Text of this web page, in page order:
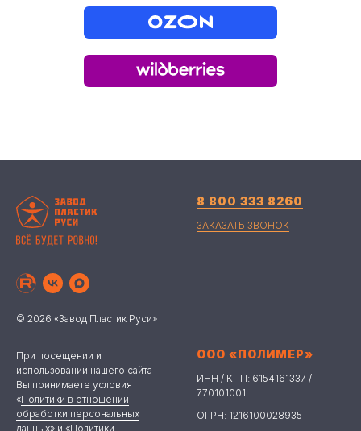
© 2026 «Завод Пластик Руси»
8 800 333 8260
ЗАКАЗАТЬ ЗВОНОК
При посещении и
использовании нашего сайта
Вы принимаете условия
«Политики в отношении
обработки персональных
данных» и «Политики
ООО «ПОЛИМЕР»
ИНН / КПП: 6154161337 /
770101001
ОГРН: 1216100028935